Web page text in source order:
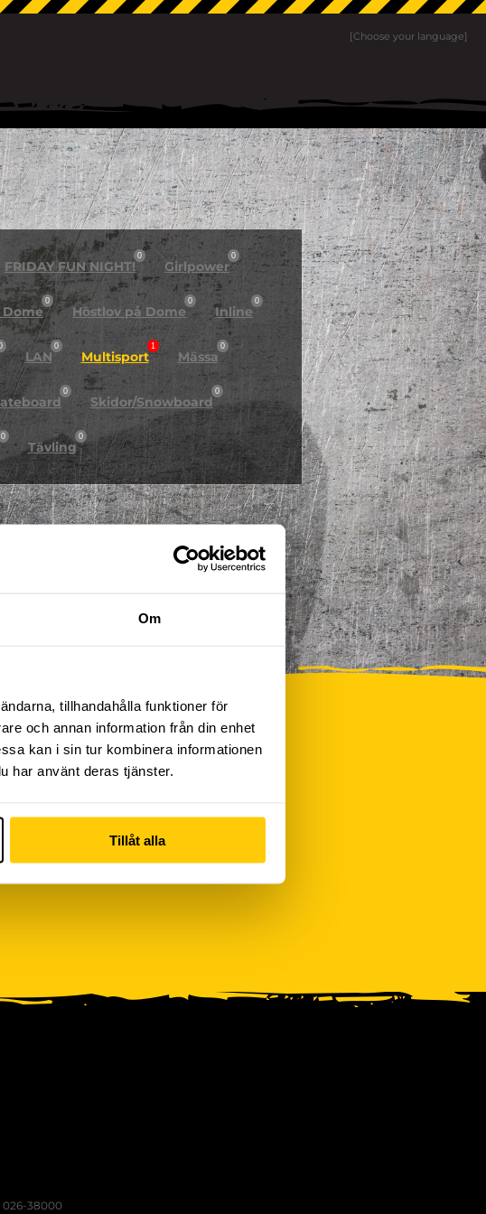
Om
tillhandahålla funktioner för
och annan information från din enhet
kan i sin tur kombinera informationen
har använt deras tjänster.
Tillåt alla
[Choose your language]
FRIDAY FUN NIGHT!
0
Girlpower
0
Dome
0
Höstlov på Dome
0
Inline
0
LAN
0
Multisport
1
Mässa
0
0
Skidor/Snowboard
0
0
Tävling
0
026-38000